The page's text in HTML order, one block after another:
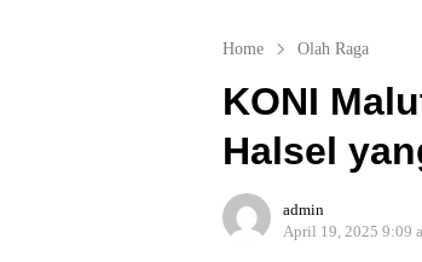
Home Olah Raga
KONI
Halsel
admin
April 19, 2025 9:09